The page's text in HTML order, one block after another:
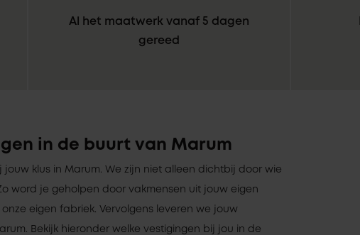
Al het maatwerk vanaf 5 dagen
gereed
in de buurt van Marum
klus in Marum. We zijn niet alleen dichtbij door wie
word je geholpen door vakmensen uit jouw eigen
eigen fabriek. Vervolgens leveren we jouw
Bekijk hieronder welke vestigingen bij jou in de